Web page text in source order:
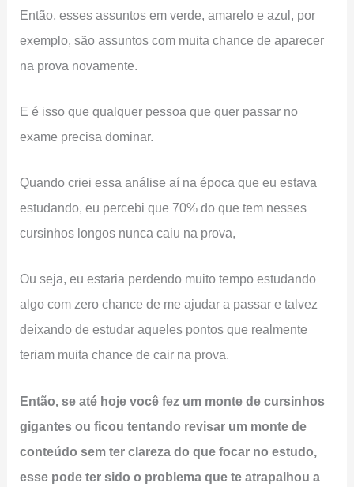
Então, esses assuntos em verde, amarelo e azul, por
exemplo, são assuntos com muita chance de aparecer
na prova novamente.
E é isso que qualquer pessoa que quer passar no
exame precisa dominar.
Quando criei essa análise aí na época que eu estava
estudando, eu percebi que 70% do que tem nesses
cursinhos longos nunca caiu na prova,
Ou seja, eu estaria perdendo muito tempo estudando
algo com zero chance de me ajudar a passar e talvez
deixando de estudar aqueles pontos que realmente
teriam muita chance de cair na prova.
Então, se até hoje você fez um monte de cursinhos
gigantes ou ficou tentando revisar um monte de
conteúdo sem ter clareza do que focar no estudo,
esse pode ter sido o problema que te atrapalhou a